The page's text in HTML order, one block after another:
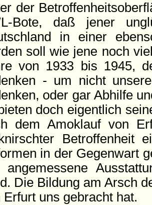
der
Bote, daß jener
in einer
soll wie jene noch
von 1933 bis 1945,
- um nicht
oder gar Abhilfe
doch eigentlich
dem Amoklauf von
Betroffenheit
in der Gegenwart
angemessene
Die Bildung am Arsch
Erfurt uns gebracht hat.